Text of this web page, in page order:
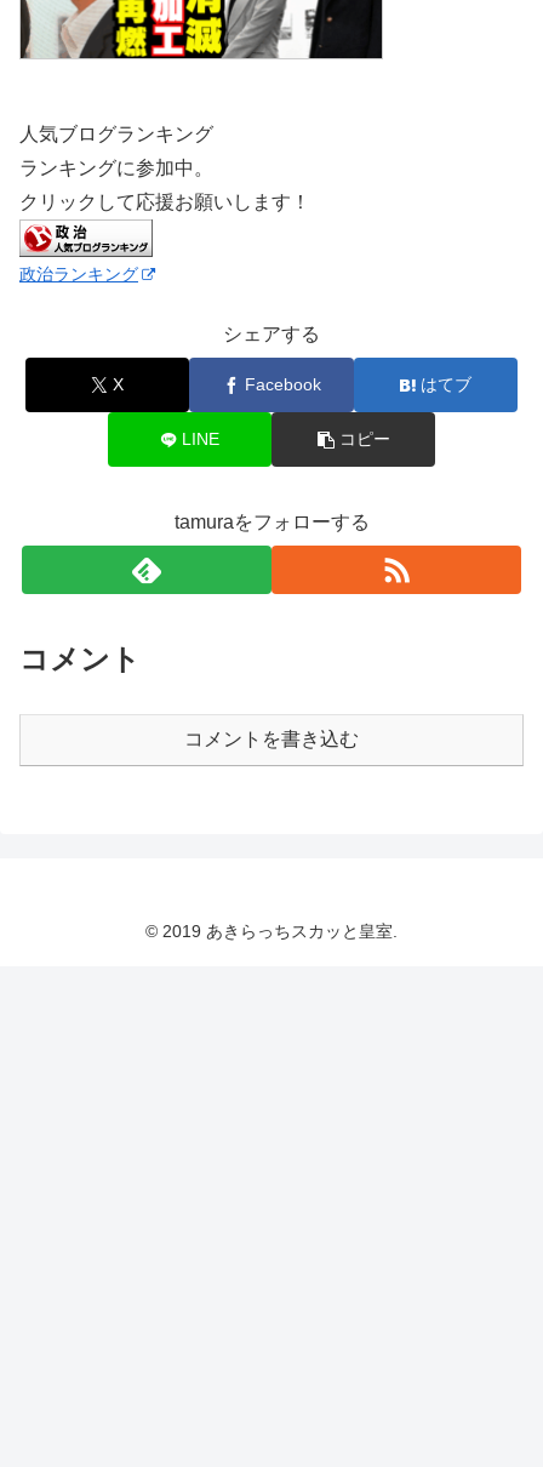
人気ブログランキング
ランキングに参加中。
クリックして応援お願いします！
政治ランキング
シェアする
X Facebook はてブ
LINE コピー
tamuraをフォローする
コメント
コメントを書き込む
© 2019 あきらっちスカッと皇室.